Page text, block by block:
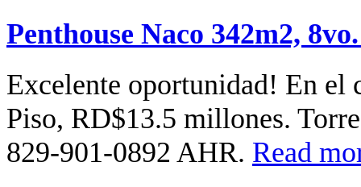
Penthouse Naco 342m2,
Excelente oportunidad! En el
Piso, RD$13.5 millones.
829-901-0892 AHR. Read